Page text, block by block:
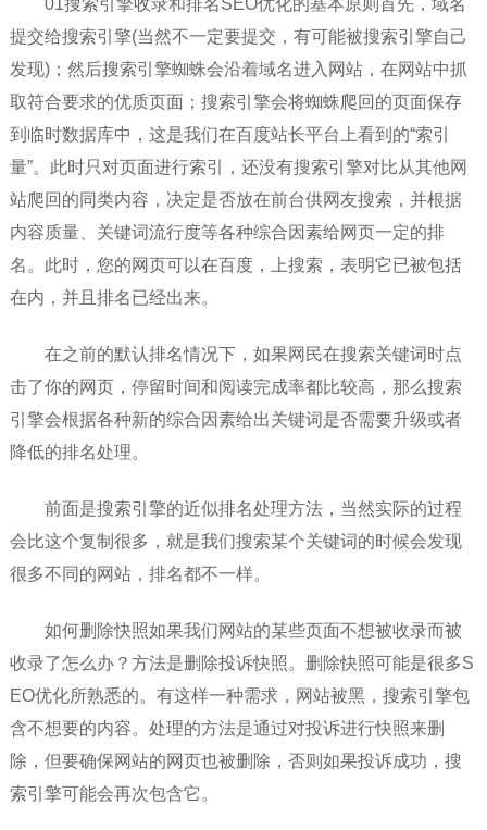
01搜索引擎收录和排名SEO优化的基本原则首先，域名
提交给搜索引擎(当然不一定要提交，有可能被搜索引擎自己
发现)；然后搜索引擎蜘蛛会沿着域名进入网站，在网站中抓
取符合要求的优质页面；搜索引擎会将蜘蛛爬回的页面保存
到临时数据库中，这是我们在百度站长平台上看到的“索引
量”。此时只对页面进行索引，还没有搜索引擎对比从其他网
站爬回的同类内容，决定是否放在前台供网友搜索，并根据
内容质量、关键词流行度等各种综合因素给网页一定的排
名。此时，您的网页可以在百度，上搜索，表明它已被包括
在内，并且排名已经出来。
在之前的默认排名情况下，如果网民在搜索关键词时点
击了你的网页，停留时间和阅读完成率都比较高，那么搜索
引擎会根据各种新的综合因素给出关键词是否需要升级或者
降低的排名处理。
前面是搜索引擎的近似排名处理方法，当然实际的过程
会比这个复制很多，就是我们搜索某个关键词的时候会发现
很多不同的网站，排名都不一样。
如何删除快照如果我们网站的某些页面不想被收录而被
收录了怎么办？方法是删除投诉快照。删除快照可能是很多S
EO优化所熟悉的。有这样一种需求，网站被黑，搜索引擎包
含不想要的内容。处理的方法是通过对投诉进行快照来删
除，但要确保网站的网页也被删除，否则如果投诉成功，搜
索引擎可能会再次包含它。